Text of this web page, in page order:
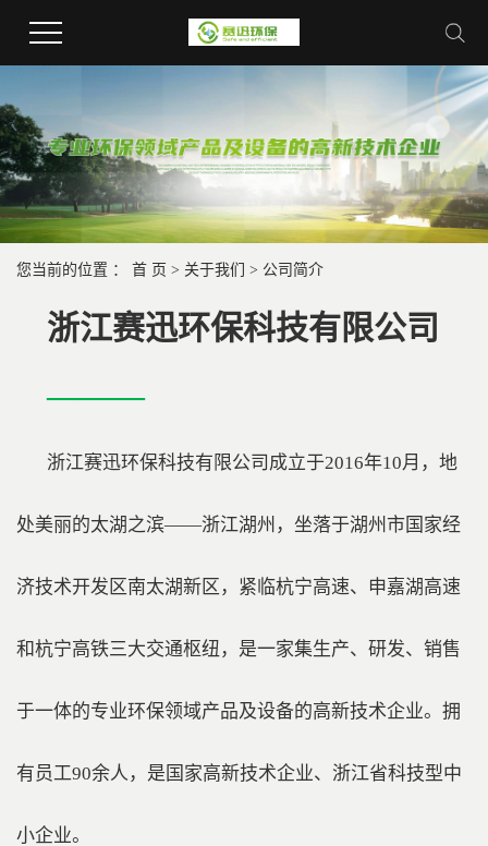
您当前的位置 ： 首 页 > 关于我们 > 公司简介
浙江赛迅环保科技有限公司
———
浙江赛迅环保科技有限公司成立于2016年10月，地
处美丽的太湖之滨——浙江湖州，坐落于湖州市国家经
济技术开发区南太湖新区，紧临杭宁高速、申嘉湖高速
和杭宁高铁三大交通枢纽，是一家集生产、研发、销售
于一体的专业环保领域产品及设备的高新技术企业。拥
有员工90余人，是国家高新技术企业、浙江省科技型中
小企业。